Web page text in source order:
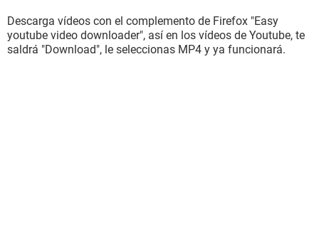
Descarga vídeos con el complemento de Firefox "Easy
youtube video downloader", así en los vídeos de Youtube, te
saldrá "Download", le seleccionas MP4 y ya funcionará.